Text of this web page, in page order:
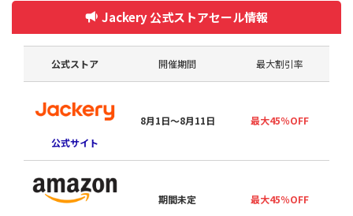
Jackery 公式ストアセール情報
公式ストア 開催期間 最大割引率
公式サイト
8月1日〜8月11日 最大45％OFF
期間未定 最大45％OFF